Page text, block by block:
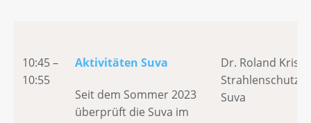
10:45 –
10:55
Aktivitäten Suva
Seit dem Sommer 2023
überprüft die Suva im
Dr. Roland
Suva